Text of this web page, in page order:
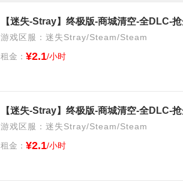
【迷失-Stray】终极版-商城清空-全DLC-
游戏区服：迷失Stray/Steam/Steam
租金： ¥2.1/小时
【迷失-Stray】终极版-商城清空-全DLC-
游戏区服：迷失Stray/Steam/Steam
租金： ¥2.1/小时